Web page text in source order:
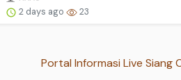
2 days ago 23
Portal Informasi Live Siang